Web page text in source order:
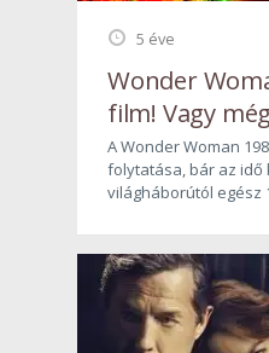
5 éve
Wonder
film! Vagy
A Wonder Woman
folytatása, bár az idő
világháborútól egész